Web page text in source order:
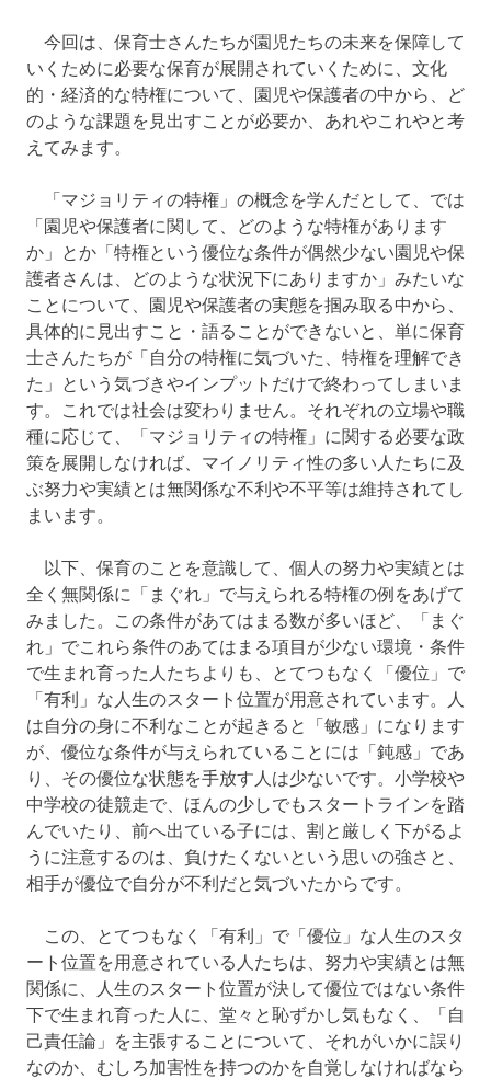
今回は、保育士さんたちが園児たちの未来を保障して
いくために必要な保育が展開されていくために、文化
的・経済的な特権について、園児や保護者の中から、ど
のような課題を見出すことが必要か、あれやこれやと考
えてみます。
「マジョリティの特権」の概念を学んだとして、では
「園児や保護者に関して、どのような特権があります
か」とか「特権という優位な条件が偶然少ない園児や保
護者さんは、どのような状況下にありますか」みたいな
ことについて、園児や保護者の実態を掴み取る中から、
具体的に見出すこと・語ることができないと、単に保育
士さんたちが「自分の特権に気づいた、特権を理解でき
た」という気づきやインプットだけで終わってしまいま
す。これでは社会は変わりません。それぞれの立場や職
種に応じて、「マジョリティの特権」に関する必要な政
策を展開しなければ、マイノリティ性の多い人たちに及
ぶ努力や実績とは無関係な不利や不平等は維持されてし
まいます。
以下、保育のことを意識して、個人の努力や実績とは
全く無関係に「まぐれ」で与えられる特権の例をあげて
みました。この条件があてはまる数が多いほど、「まぐ
れ」でこれら条件のあてはまる項目が少ない環境・条件
で生まれ育った人たちよりも、とてつもなく「優位」で
「有利」な人生のスタート位置が用意されています。人
は自分の身に不利なことが起きると「敏感」になります
が、優位な条件が与えられていることには「鈍感」であ
り、その優位な状態を手放す人は少ないです。小学校や
中学校の徒競走で、ほんの少しでもスタートラインを踏
んでいたり、前へ出ている子には、割と厳しく下がるよ
うに注意するのは、負けたくないという思いの強さと、
相手が優位で自分が不利だと気づいたからです。
この、とてつもなく「有利」で「優位」な人生のスタ
ート位置を用意されている人たちは、努力や実績とは無
関係に、人生のスタート位置が決して優位ではない条件
下で生まれ育った人に、堂々と恥ずかし気もなく、「自
己責任論」を主張することについて、それがいかに誤り
なのか、むしろ加害性を持つのかを自覚しなければなら